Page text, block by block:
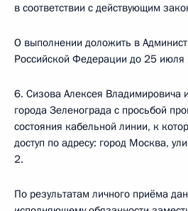
в соответствии с действующим
О выполнении доложить в
Российской Федерации до 25 июля
6. Сизова Алексея Владимировича
города Зеленограда с просьбой
состояния кабельной линии, к
доступ по адресу: город Москва,
2.
По результатам личного приёма